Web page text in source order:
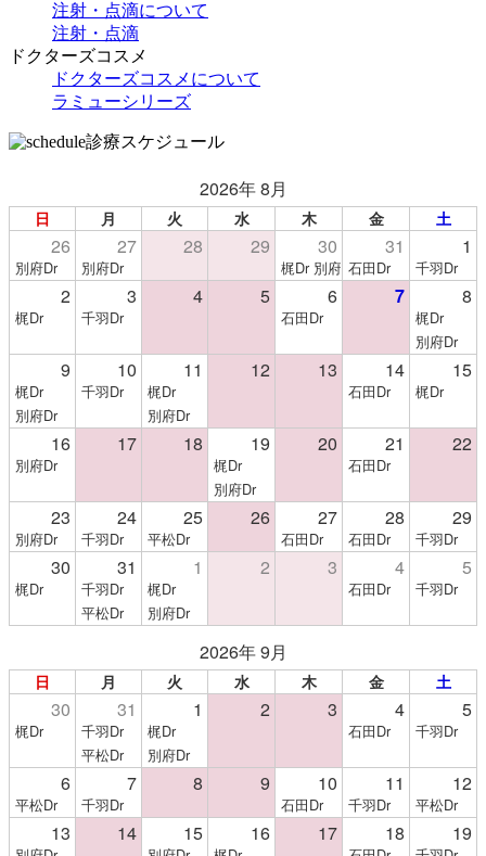
注射・点滴について
注射・点滴
ドクターズコスメ
ドクターズコスメについて
ラミューシリーズ
診療スケジュール
2026年 8月
日 月 火 水 木 金 土
26 27 28 29 30 31 1
別府Dr 別府Dr 梶Dr 別府Dr石田Dr 千羽Dr
2 3 4 5 6 7 8
梶Dr 千羽Dr 石田Dr
梶Dr
別府Dr
9 10 11 12 13 14 15
梶Dr 千羽Dr 梶Dr 石田Dr
梶Dr
別府Dr
別府Dr
16 17 18 19 20 21 22
別府Dr 梶Dr
石田Dr
別府Dr
23 24 25 26 27 28 29
別府Dr 千羽Dr 平松Dr 石田Dr 石田Dr 千羽Dr
30 31 1 2 3 4 5
梶Dr 千羽Dr 梶Dr 石田Dr
千羽Dr
平松Dr
別府Dr
2026年 9月
日 月 火 水 木 金 土
30 31 1 2 3 4 5
梶Dr 千羽Dr 梶Dr 石田Dr
千羽Dr
平松Dr
別府Dr
6 7 8 9 10 11 12
平松Dr 千羽Dr 石田Dr 千羽Dr 平松Dr
13 14 15 16 17 18 19